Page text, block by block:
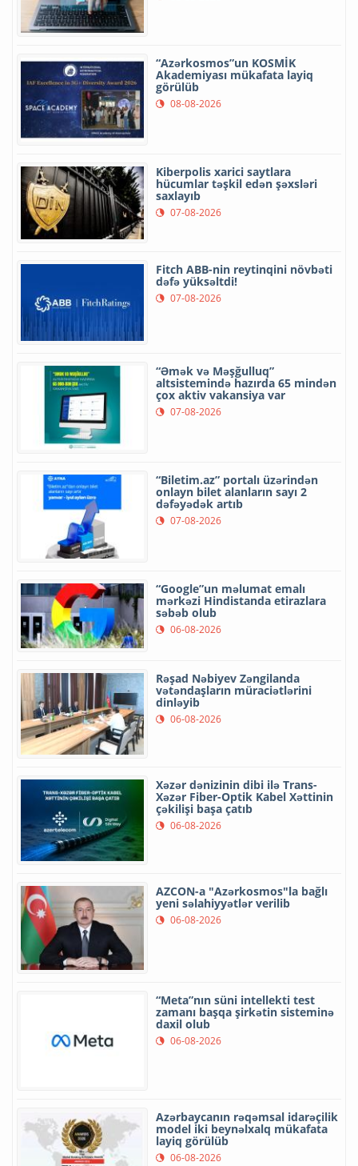
“Azərkosmos”un KOSMİK
Akademiyası mükafata layiq
görülüb
08-08-2026
Kiberpolis xarici saytlara
hücumlar təşkil edən şəxsləri
saxlayıb
07-08-2026
Fitch ABB-nin reytinqini növbəti
dəfə yüksəltdi!
07-08-2026
“Əmək və Məşğulluq”
altsistemində hazırda 65 mindən
çox aktiv vakansiya var
07-08-2026
“Biletim.az” portalı üzərindən
onlayn bilet alanların sayı 2
dəfəyədək artıb
07-08-2026
“Google”un məlumat emalı
mərkəzi Hindistanda etirazlara
səbəb olub
06-08-2026
Rəşad Nəbiyev Zəngilanda
vətəndaşların müraciətlərini
dinləyib
06-08-2026
Xəzər dənizinin dibi ilə Trans-
Xəzər Fiber-Optik Kabel Xəttinin
çəkilişi başa çatıb
06-08-2026
AZCON-a "Azərkosmos"la bağlı
yeni səlahiyyətlər verilib
06-08-2026
“Meta”nın süni intellekti test
zamanı başqa şirkətin sisteminə
daxil olub
06-08-2026
Azərbaycanın rəqəmsal idarəçilik
model iki beynəlxalq mükafata
layiq görülüb
06-08-2026